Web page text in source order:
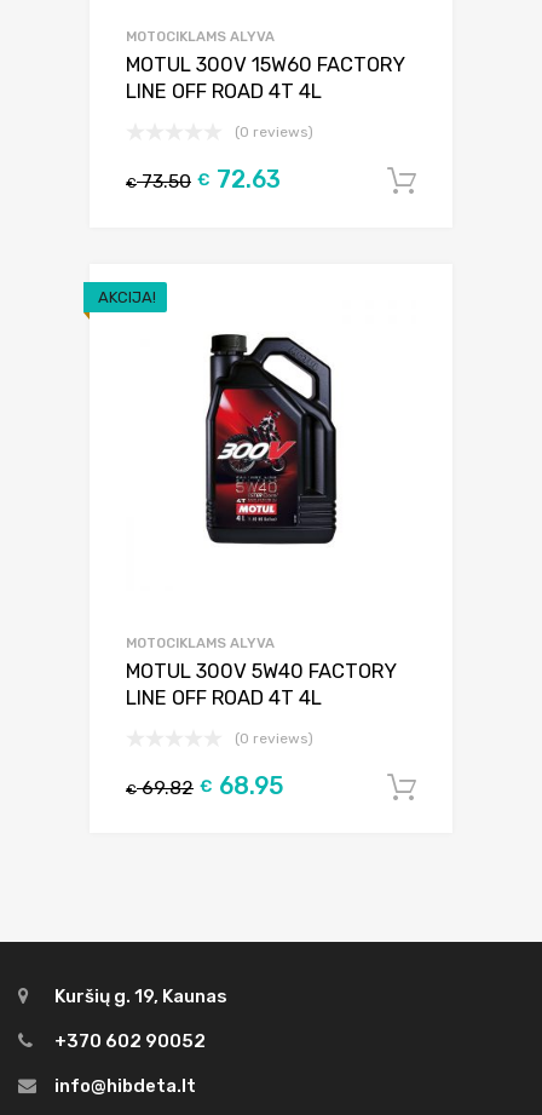
MOTOCIKLAMS ALYVA
MOTUL 300V 15W60 FACTORY
LINE OFF ROAD 4T 4L
(0 reviews)
€73.50 € 72.63
AKCIJA!
MOTOCIKLAMS ALYVA
MOTUL 300V 5W40 FACTORY
LINE OFF ROAD 4T 4L
(0 reviews)
€69.82 € 68.95
Kuršių g. 19, Kaunas
+370 602 90052
info@hibdeta.lt